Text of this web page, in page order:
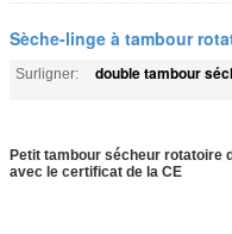
Sèche-linge à tambour
Surligner: double tambour
Petit tambour sécheur rotatoire
avec le certificat de la CE